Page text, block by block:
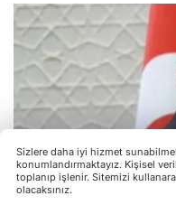
Sizlere daha iyi hizmet
konumlandırmaktayız. Kişisel
toplanıp işlenir. Sitemizi
olacaksınız.